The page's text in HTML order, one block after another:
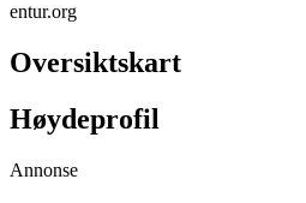
entur.org
Oversiktskart
Høydeprofil
Annonse